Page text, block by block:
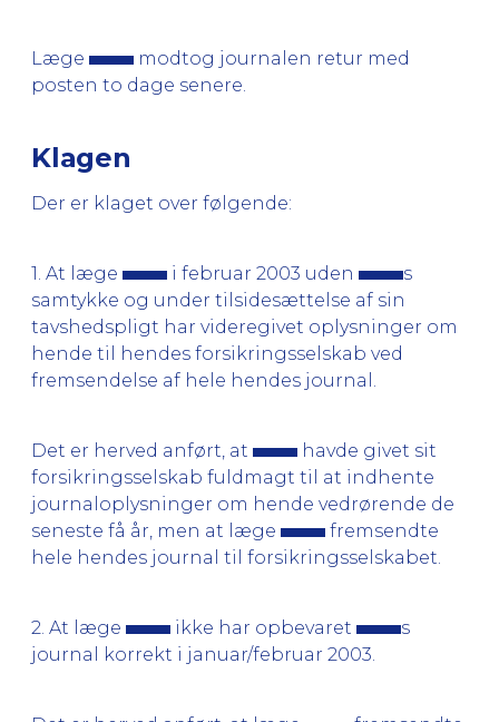
Læge
modtog journalen retur med
posten to dage senere.
Klagen
Der er klaget over følgende:
1. At læge i februar 2003 uden
s
samtykke og under tilsidesættelse af sin
tavshedspligt har videregivet oplysninger om
hende til hendes forsikringsselskab ved
fremsendelse af hele hendes journal.
Det er herved anført, at
havde givet sit
forsikringsselskab fuldmagt til at indhente
journaloplysninger om hende vedrørende de
seneste få år, men at læge
fremsendte
hele hendes journal til forsikringsselskabet.
2. At læge ikke har opbevaret
s
journal korrekt i januar/februar 2003.